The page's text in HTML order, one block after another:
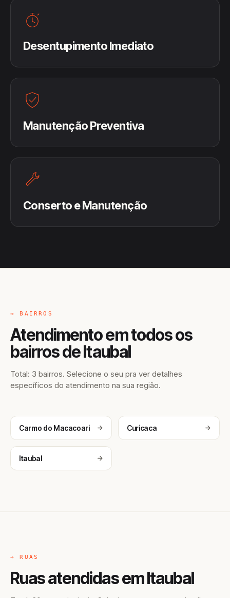
Desentupimento Imediato
Manutenção Preventiva
Conserto e Manutenção
→ BAIRROS
Atendimento em todos os
bairros de Itaubal
Total: 3 bairros. Selecione o seu pra ver detalhes
específicos do atendimento na sua região.
Carmo do Macacoari Curicaca
Itaubal
→ RUAS
Ruas atendidas em Itaubal